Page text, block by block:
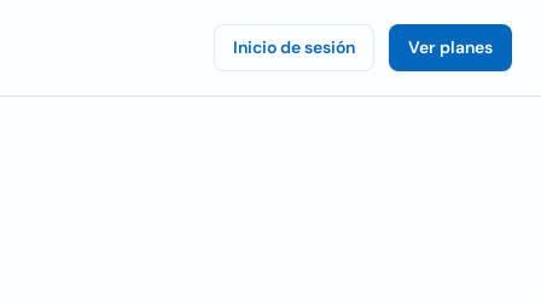
Inicio de sesión Ver planes